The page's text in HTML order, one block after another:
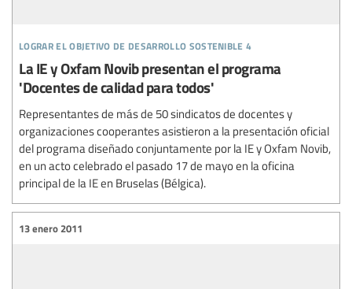
lograr el objetivo de desarrollo sostenible 4
La IE y Oxfam Novib presentan el programa
'Docentes de calidad para todos'
Representantes de más de 50 sindicatos de docentes y
organizaciones cooperantes asistieron a la presentación oficial
del programa diseñado conjuntamente por la IE y Oxfam Novib,
en un acto celebrado el pasado 17 de mayo en la oficina
principal de la IE en Bruselas (Bélgica).
13 enero 2011